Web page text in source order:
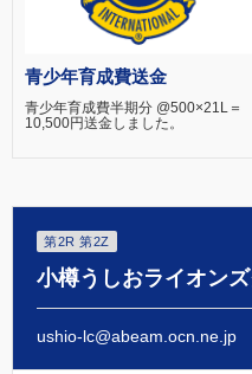
青少年育成費送金
青少年育成費半期分 @500×21L＝
10,500円送金しました。
第2R 第2Z
小樽うしおライオン
ushio-lc@abeam.ocn.ne.jp